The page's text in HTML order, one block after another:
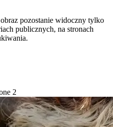
pozostanie widoczny tylko
publicznych, na stronach
2